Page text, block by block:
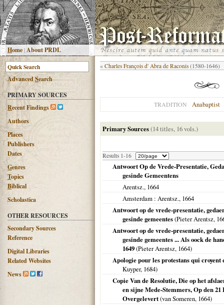
Home|About PRDL
AdvancedSearch
PRIMARY SOURCES
Recent Findings
Authors
Places
Publishers
Dates
Genres
Topics
Biblical
Scholastica
OTHER RESOURCES
Secondary Sources
Reference
Digital Libraries
Related Websites
News
« Charles François d' Abra de Raconis (1580-1646)
TRADITION Anabaptist
Primary Sources(14 titles, 16 vols.)
Results 1-16
Antwoort Op de Vrede-Presentatie,
gesinde Gemeentens
Arentsz., 1664
Amsterdam : Arentsz., 1664
Antwoort op de vrede-presentatie,
gesinde gemeentes(Pieter Arentsz,
Antwoort op de vrede-presentatie,
gesinde gemeentes ... Als oock de
1649(Pieter Arentsz, 1664)
Apologie pour les protestans qui
Kuyper, 1684)
Copie Van de Resolutie, Die op het
en sijne Mede-Stemmers, Op den
Overgelevert(van Someren, 1664)